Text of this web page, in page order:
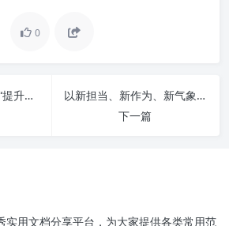
0
办公室进阶论：解锁“提升站位、提高水平”的密钥，助推工作再上新台阶
以新担当、新作为、新气象：全面提升“三服务”工作能力，共绘发展新篇章
下一篇
讲政治：高瞻远瞩，明辨方向
实用文档分享平台，为大家提供各类常用范